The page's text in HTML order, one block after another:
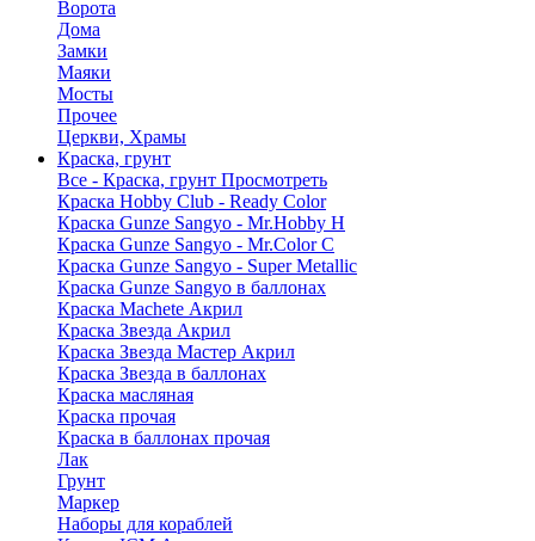
Ворота
Дома
Замки
Маяки
Мосты
Прочее
Церкви, Храмы
Краска, грунт
Все - Краска, грунт Просмотреть
Краска Hobby Club - Ready Color
Краска Gunze Sangyo - Mr.Hobby H
Краска Gunze Sangyo - Mr.Color C
Краска Gunze Sangyo - Super Metallic
Краска Gunze Sangyo в баллонах
Краска Machete Акрил
Краска Звезда Акрил
Краска Звезда Мастер Акрил
Краска Звезда в баллонах
Краска масляная
Краска прочая
Краска в баллонах прочая
Лак
Грунт
Маркер
Наборы для кораблей